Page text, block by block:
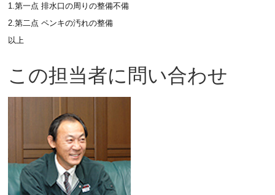
1.第一点 排水口の周りの整備不備
2.第二点 ペンキの汚れの整備
以上
この担当者に問い合わせ